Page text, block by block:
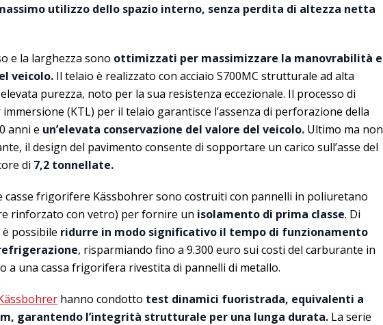
utilizzo dello spazio interno, senza perdita di altezza netta
e la larghezza sono ottimizzati per massimizzare la manovrabilità e
veicolo. Il telaio è realizzato con acciaio S700MC strutturale ad alta
purezza, noto per la sua resistenza eccezionale. Il processo di
(KTL) per il telaio garantisce l’assenza di perforazione della
anni e un’elevata conservazione del valore del veicolo. Ultimo ma non
il design del pavimento consente di sopportare un carico sull’asse del
di 7,2 tonnellate.
casse frigorifere Kässbohrer sono costruiti con pannelli in poliuretano
rinforzato con vetro) per fornire un isolamento di prima classe. Di
possibile ridurre in modo significativo il tempo di funzionamento
, risparmiando fino a 9.300 euro sui costi del carburante in
a una cassa frigorifera rivestita di pannelli di metallo.
hanno condotto test dinamici fuoristrada, equivalenti a
garantendo l’integrità strutturale per una lunga durata. La serie